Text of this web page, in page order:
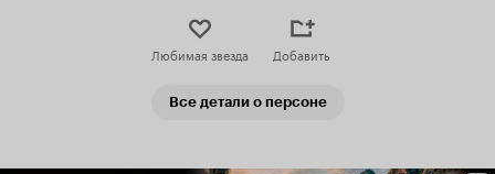
Любимая звезда Добавить
Все детали о персоне